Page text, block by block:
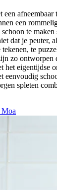
afneembaar
een
te maken
dat je peuter,
te
zo ontworpen
het eigentijdse
eenvoudig
spleten
Moa